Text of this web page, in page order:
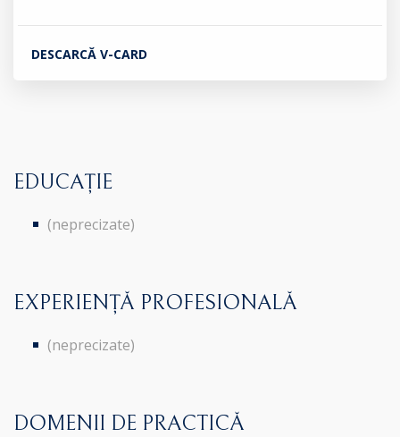
DESCARCĂ V-CARD
EDUCAȚIE
(neprecizate)
EXPERIENȚĂ PROFESIONALĂ
(neprecizate)
DOMENII DE PRACTICĂ